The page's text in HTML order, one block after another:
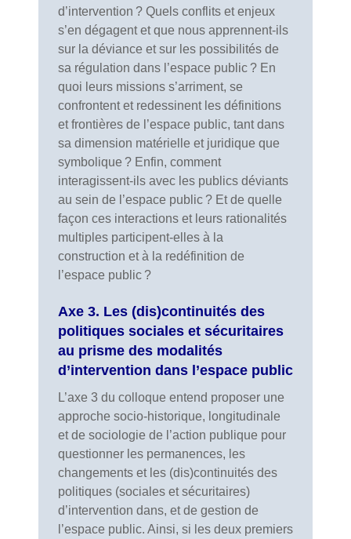
d’intervention ? Quels conflits et enjeux
s’en dégagent et que nous apprennent-ils
sur la déviance et sur les possibilités de
sa régulation dans l’espace public ? En
quoi leurs missions s’arriment, se
confrontent et redessinent les définitions
et frontières de l’espace public, tant dans
sa dimension matérielle et juridique que
symbolique ? Enfin, comment
interagissent-ils avec les publics déviants
au sein de l’espace public ? Et de quelle
façon ces interactions et leurs rationalités
multiples participent-elles à la
construction et à la redéfinition de
l’espace public ?
Axe 3. Les (dis)continuités des
politiques sociales et sécuritaires
au prisme des modalités
d’intervention dans l’espace public
L’axe 3 du colloque entend proposer une
approche socio-historique, longitudinale
et de sociologie de l’action publique pour
questionner les permanences, les
changements et les (dis)continuités des
politiques (sociales et sécuritaires)
d’intervention dans, et de gestion de
l’espace public. Ainsi, si les deux premiers